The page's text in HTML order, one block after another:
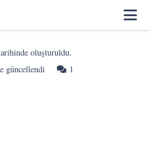
oluşturuldu.
güncellendi 1